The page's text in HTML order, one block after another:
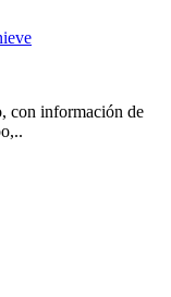
con información de